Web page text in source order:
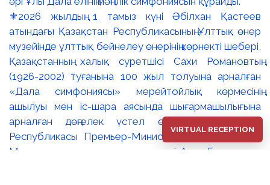
⚜️2026 жылдың 1 тамыз күні Әбілхан Қастеев
атындағы Қазақстан Республикасының Ұлттық өнер
музейінде ұлттық бейнелеу өнерінің көрнекті шебері,
Қазақстанның халық суретшісі Сахи Романовтың
(1926-2002) туғанына 100 жыл толуына арналған
«Дала симфониясы» мерейтойлық көрмесінің
ашылуы мен іс-шара аясында шығармашылығына
арналған дөңгелек үстел өтті. 🔹Қазақстан
Республикасы Премьер-Министрінің орынбасары –
Мәдениет және ақпарат министрі Аида Ғалымқызы
VIRTUAL RECEPTION